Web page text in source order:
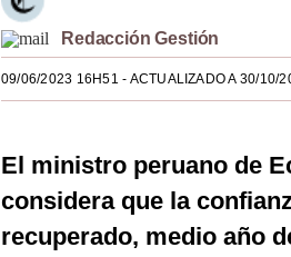
Redacción Gestión
09/06/2023 16H51 - ACTUALIZADO A 30/10/
El ministro peruano de
considera que la
recuperado, medio año